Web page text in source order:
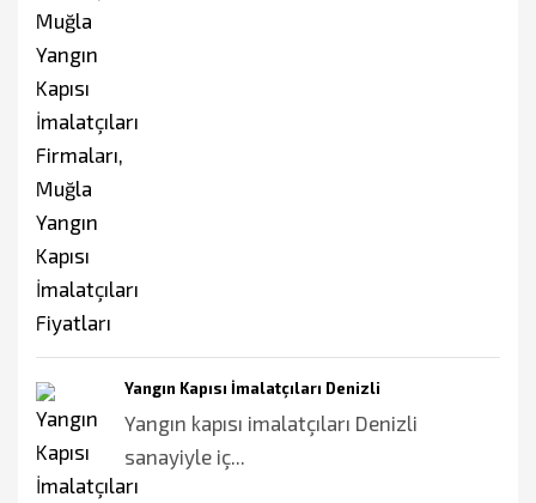
Yangın Kapısı İmalatçıları Denizli
Yangın kapısı imalatçıları Denizli
sanayiyle iç...